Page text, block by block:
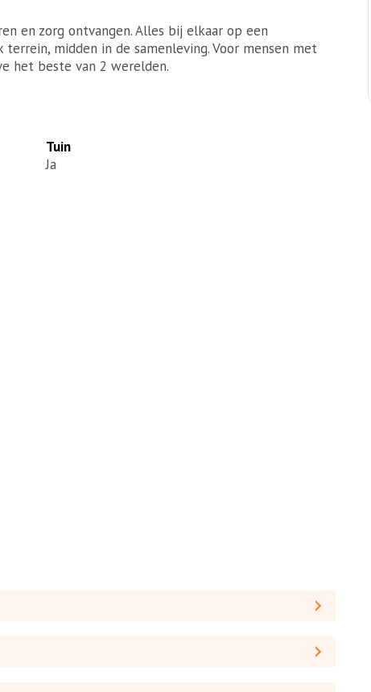
en zorg ontvangen. Alles bij elkaar op een
midden in de samenleving. Voor mensen met
het beste van 2 werelden.
Tuin
Ja